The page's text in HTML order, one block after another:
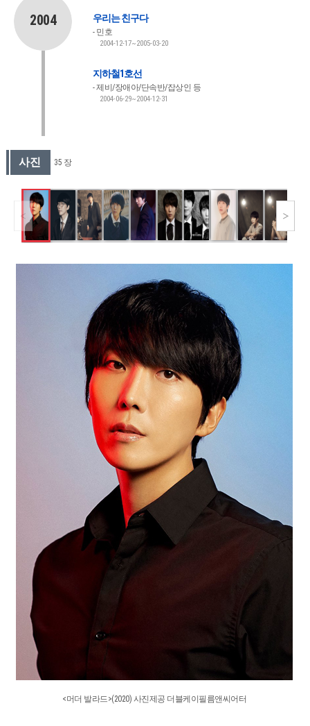
2004 우리는 친구다
민호
2004-12-17~2005-03-20
지하철1호선
제비/장애아/단속반/잡상인 등
2004-06-29~2004-12-31
사진 35 장
<머더 발라드>(2020) 사진제공 더블케이필름앤씨어터